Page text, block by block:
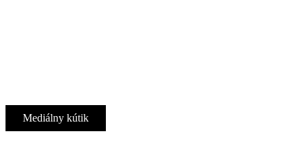
Mediálny kútik